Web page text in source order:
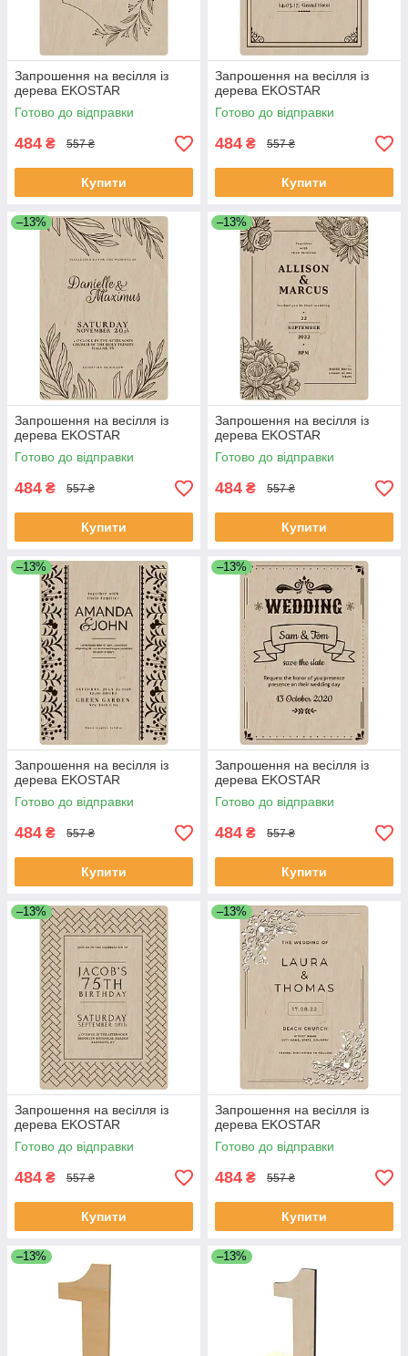
Запрошення на весілля із
дерева EKOSTAR
Готово до відправки
484 ₴ 557 ₴
Купити
Запрошення на весілля із
дерева EKOSTAR
Готово до відправки
484 ₴ 557 ₴
Купити
–13%
Запрошення на весілля із
дерева EKOSTAR
Готово до відправки
484 ₴ 557 ₴
Купити
–13%
Запрошення на весілля із
дерева EKOSTAR
Готово до відправки
484 ₴ 557 ₴
Купити
–13%
Запрошення на весілля із
дерева EKOSTAR
Готово до відправки
484 ₴ 557 ₴
Купити
–13%
Запрошення на весілля із
дерева EKOSTAR
Готово до відправки
484 ₴ 557 ₴
Купити
–13%
Запрошення на весілля із
дерева EKOSTAR
Готово до відправки
484 ₴ 557 ₴
Купити
–13%
Запрошення на весілля із
дерева EKOSTAR
Готово до відправки
484 ₴ 557 ₴
Купити
–13% –13%